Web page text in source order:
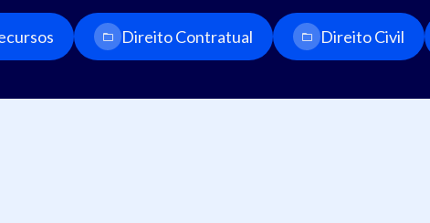
Direito Contratual Direito Civil